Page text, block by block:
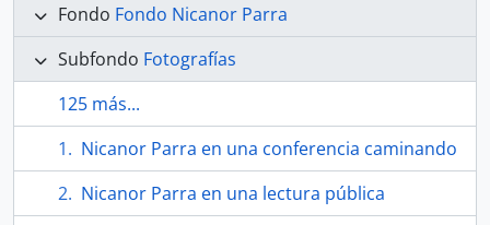
Fondo Fondo Nicanor Parra
Subfondo Fotografías
125 más...
Nicanor Parra en una conferencia caminando
Nicanor Parra en una lectura pública